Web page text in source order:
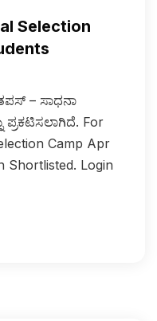
Selection
– ಸಾಧನಾ
For
Camp Apr
Shortlisted. Login